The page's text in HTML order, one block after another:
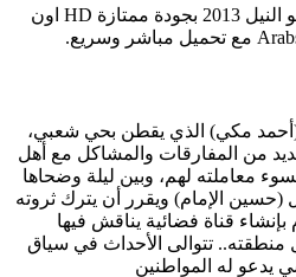
استمتع بمشاهدة فيلم سمير ابو النيل 2013 بجودة ممتازة HD اون
(أحمد مكي) الذي يقطن بحي شعبي،
من المفارقات والمشاكل مع أهل
معاملته لهم، وبين ليلة وضحاها
(حسين اﻹمام) ويقرر أن يترك ثروته
قناة فضائية يناقش فيها
منطقته.. تتوالى الأحداث في سياق
يدعو له المواطنين